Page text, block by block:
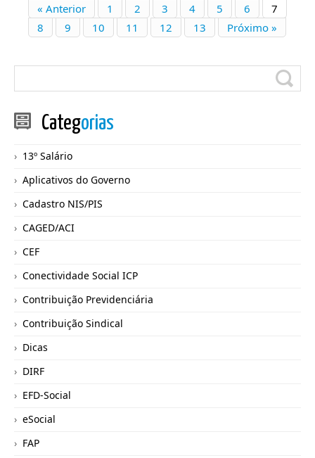
« Anterior 1 2 3 4 5 6
7
8
9 10 11 12 13 Próximo »
Categorias
13º Salário
Aplicativos do Governo
Cadastro NIS/PIS
CAGED/ACI
CEF
Conectividade Social ICP
Contribuição Previdenciária
Contribuição Sindical
Dicas
DIRF
EFD-Social
eSocial
FAP